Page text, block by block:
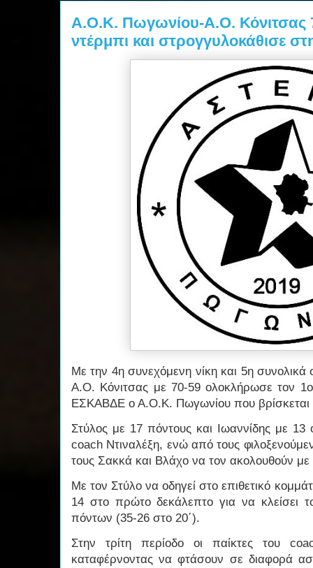
Α.Ο.Κ. Πωγωνίου-Α.Ο. Κόνιτσας
ντέρμπι και στρογγυλοκάθισε
Με την 4η συνεχόμενη νίκη και 5η
Α.Ο. Κόνιτσας με 70-59 ολοκλήρωσε τον
ΕΣΚΑΒΔΕ ο Α.Ο.Κ. Πωγωνίου που βρίσκεται
Στύλος με 17 πόντους και Ιωαννίδης με 13
coach Ντιναλέξη, ενώ από τους
τους Σακκά και Βλάχο να τον ακολουθούν με
Με τον Στύλο να οδηγεί στο επιθετικό
14 στο πρώτο δεκάλεπτο για να κλείσει
πόντων (35-26 στο 20΄).
Στην τρίτη περίοδο οι παίκτες του
καταφέρνοντας να φτάσουν σε διαφορά